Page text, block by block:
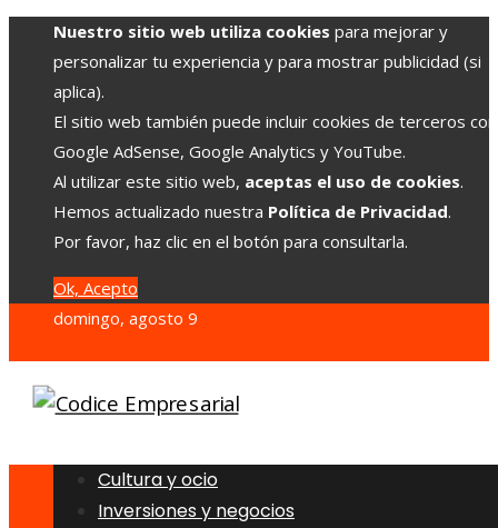
Nuestro sitio web utiliza cookies para mejorar y
personalizar tu experiencia y para mostrar publicidad (si
aplica).
El sitio web también puede incluir cookies de terceros
Google AdSense, Google Analytics y YouTube.
Al utilizar este sitio web, aceptas el uso de cookies.
Hemos actualizado nuestra Política de Privacidad.
Por favor, haz clic en el botón para consultarla.
Ok, Acepto
domingo, agosto 9
Cultura y ocio
Inversiones y negocios